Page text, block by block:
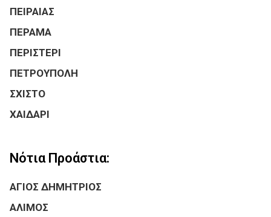
ΠΕΙΡΑΙΑΣ
ΠΕΡΑΜΑ
ΠΕΡΙΣΤΕΡΙ
ΠΕΤΡΟΥΠΟΛΗ
ΣΧΙΣΤΟ
ΧΑΙΔΑΡΙ
Νότια Προάστια:
ΑΓΙΟΣ ΔΗΜΗΤΡΙΟΣ
ΑΛΙΜΟΣ